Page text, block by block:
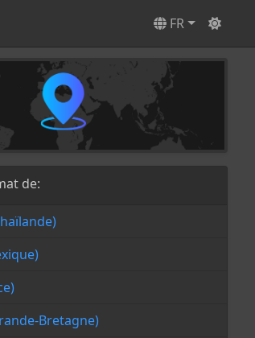
FR
de:
Bretagne)